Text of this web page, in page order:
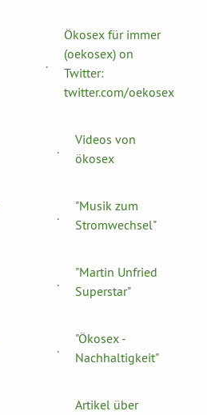
.
Ökosex für immer
(oekosex) on
Twitter:
twitter.com/oekosex
.
Videos von
ökosex
.
"Musik zum
Stromwechsel"
.
"Martin Unfried
Superstar"
.
"Ökosex -
Nachhaltigkeit"
Artikel über